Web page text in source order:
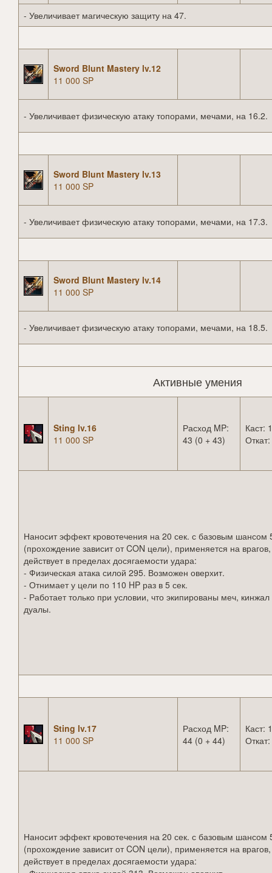
- Увеличивает магическую защиту на 47.
Sword Blunt Mastery lv.12
11 000 SP
- Увеличивает физическую атаку топорами, мечами, на 16.2.
Sword Blunt Mastery lv.13
11 000 SP
- Увеличивает физическую атаку топорами, мечами, на 17.3.
Sword Blunt Mastery lv.14
11 000 SP
- Увеличивает физическую атаку топорами, мечами, на 18.5.
Активные умения
Sting lv.16
11 000 SP
Расход MP:
43 (0 + 43)
Каст:
Наносит эффект кровотечения на 20 сек. с базовым шансом
(прохождение зависит от CON цели), применяется на врагов,
действует в пределах досягаемости удара:
- Физическая атака силой 295. Возможен оверхит.
- Отнимает у цели по 110 HP раз в 5 сек.
- Работает только при условии, что экипированы меч,
дуалы.
Sting lv.17
11 000 SP
Расход MP:
44 (0 + 44)
Каст:
Наносит эффект кровотечения на 20 сек. с базовым шансом
(прохождение зависит от CON цели), применяется на врагов,
действует в пределах досягаемости удара: